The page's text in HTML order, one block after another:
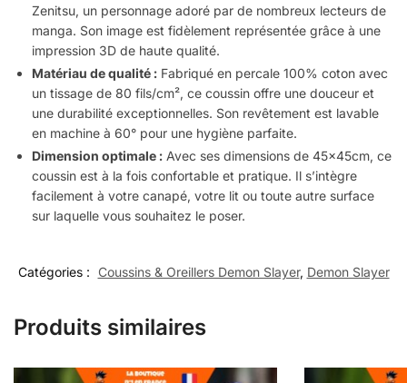
Zenitsu, un personnage adoré par de nombreux lecteurs de
manga. Son image est fidèlement représentée grâce à une
impression 3D de haute qualité.
Matériau de qualité : Fabriqué en percale 100% coton avec
un tissage de 80 fils/cm², ce coussin offre une douceur et
une durabilité exceptionnelles. Son revêtement est lavable
en machine à 60° pour une hygiène parfaite.
Dimension optimale : Avec ses dimensions de 45x45cm, ce
coussin est à la fois confortable et pratique. Il s’intègre
facilement à votre canapé, votre lit ou toute autre surface
sur laquelle vous souhaitez le poser.
Catégories : Coussins & Oreillers Demon Slayer, Demon Slayer
Produits similaires